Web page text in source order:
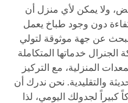
ولا يمكن لأي منزل أن
دون وجود طباخ يعمل
عن جهة موثوقة لتولي
الجنرال خدماتها المتكاملة
المنزلية، مع التركيز
والتقليدية. نحن ندرك أن
كبيراً لجدولك اليومي، لذا